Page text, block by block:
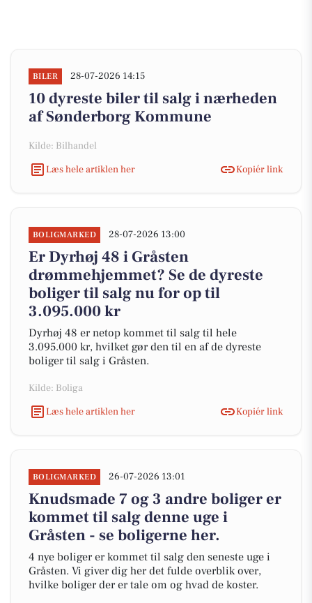
BILER 28-07-2026 14:15
10 dyreste biler til salg i nærheden
af Sønderborg Kommune
Kilde: Bilhandel
Læs hele artiklen her
Kopiér link
BOLIGMARKED 28-07-2026 13:00
Er Dyrhøj 48 i Gråsten
drømmehjemmet? Se de dyreste
boliger til salg nu for op til
3.095.000 kr
Dyrhøj 48 er netop kommet til salg til hele
3.095.000 kr, hvilket gør den til en af de dyreste
boliger til salg i Gråsten.
Kilde: Boliga
Læs hele artiklen her
Kopiér link
BOLIGMARKED 26-07-2026 13:01
Knudsmade 7 og 3 andre boliger er
kommet til salg denne uge i
Gråsten - se boligerne her.
4 nye boliger er kommet til salg den seneste uge i
Gråsten. Vi giver dig her det fulde overblik over,
hvilke boliger der er tale om og hvad de koster.